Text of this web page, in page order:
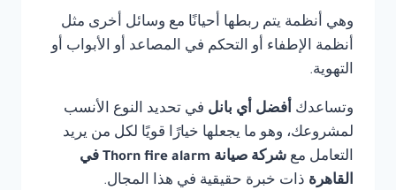
وهي أنظمة يتم ربطها أحيانًا مع وسائل أخرى مثل
أنظمة الإطفاء أو التحكم في المصاعد أو الأبواب أو
التهوية.
وتساعدك أفضل أي بانل في تحديد النوع الأنسب
لمشروعك، وهو ما يجعلها خيارًا قويًا لكل من يريد
التعامل مع
شركة صيانة Thorn fire alarm في
القاهرة ذات خبرة حقيقية في هذا المجال.